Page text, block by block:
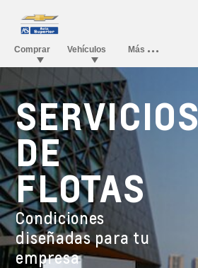
SERVICIOS
DE
FLOTAS
Condiciones
diseñadas para tu
empresa